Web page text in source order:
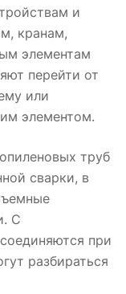
и
кранам,
элементам
перейти от
или
элементом.
труб
сварки, в
С
при
разбираться